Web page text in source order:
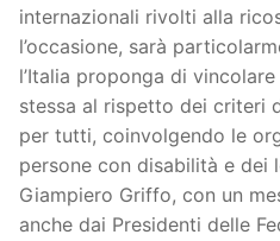
internazionali rivolti alla
l’occasione, sarà
l’Italia proponga di
stessa al rispetto dei criteri
per tutti, coinvolgendo le
persone con disabilità e dei
Giampiero Griffo, con un
anche dai Presidenti delle